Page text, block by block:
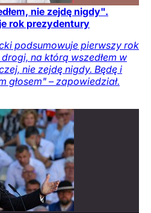
nie zejdę nigdy".
rok prezydentury
podsumowuje pierwszy rok
na którą wszedłem w
nie zejdę nigdy. Będę i
głosem" – zapowiedział.